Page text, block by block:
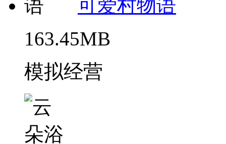
可爱村物语
163.45MB
模拟经营